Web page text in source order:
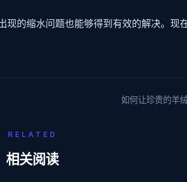
的缩水问题也能够得到有效的解决。现
如何让珍贵的羊
RELATED
相关阅读